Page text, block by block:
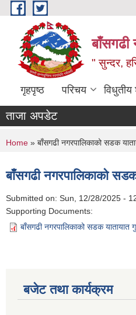
Skip to main content
बाँसगढी
" सुन्दर,
गृहपृष्ठ परिचय
ताजा अपडेट
You are here
Home » बाँसगढी नगरपालिकाको सडक
बाँसगढी नगरपालिकाको
Submitted on: Sun, 12/28/2025 -
Supporting Documents:
बाँसगढी नगरपालिकाको सडक यातायात
बजेट तथा कार्यक्रम